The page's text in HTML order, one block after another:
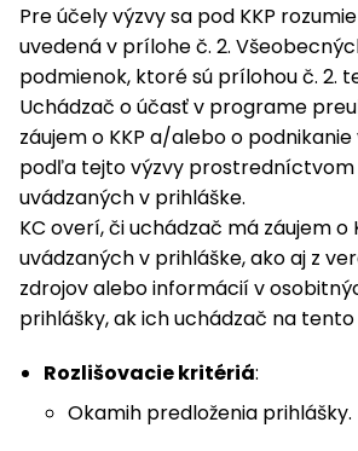
Pre účely výzvy sa pod KKP
uvedená v prílohe č. 2.
podmienok, ktoré sú prílohou č. 2.
Uchádzač o účasť v programe
záujem o KKP a/alebo o podnikanie
podľa tejto výzvy
uvádzaných v prihláške.
KC overí, či uchádzač má záujem o
uvádzaných v prihláške, ako aj z
zdrojov alebo informácií v
prihlášky, ak ich uchádzač na
Rozlišovacie kritériá:
Okamih predloženia prihlášky.